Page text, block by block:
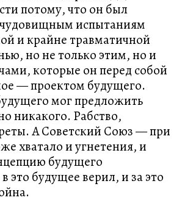
потому, что он был
испытаниям
и крайне травматичной
но не только этим, но и
которые он перед собой
— проектом будущего.
мог предложить
никакого. Рабство,
А Советский Союз — при
хватало и угнетения, и
будущего
это будущее верил, и за это